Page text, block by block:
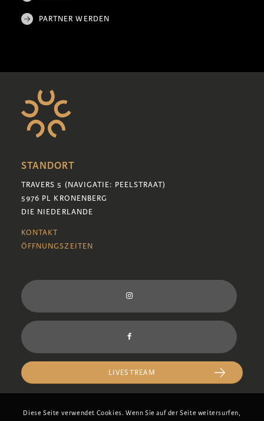
PARTNER WERDEN
STANDORT
TRAVERS 5 (NAVIGATIE: PEELSTRAAT)
5976 PL KRONENBERG
DIE NIEDERLANDE
KONTAKT
ÖFFNUNGSZEITEN
LIVESTREAM
Diese Seite verwendet Cookies. Wenn Sie auf der Seite weitersurfen,